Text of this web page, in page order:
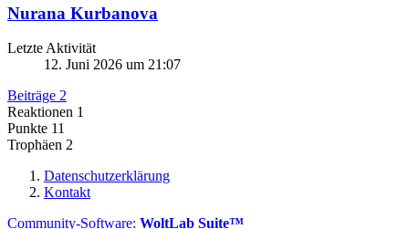
Nurana Kurbanova
Letzte Aktivität
12. Juni 2026 um 21:07
Beiträge 2
Reaktionen 1
Punkte 11
Trophäen 2
Datenschutzerklärung
Kontakt
Community-Software: WoltLab Suite™